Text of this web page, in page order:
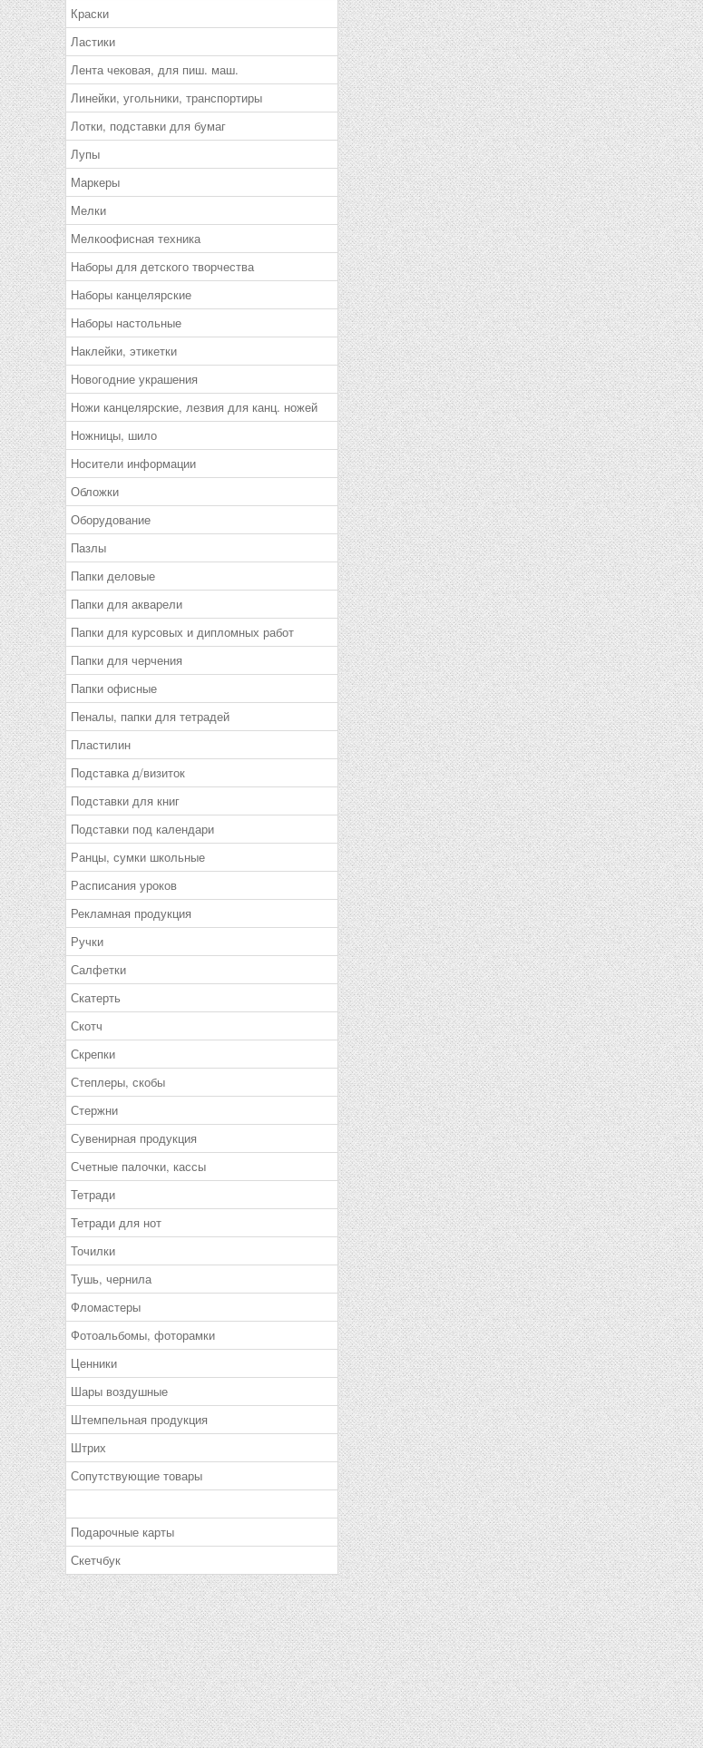
Краски
Ластики
Лента чековая, для пиш. маш.
Линейки, угольники, транспортиры
Лотки, подставки для бумаг
Лупы
Маркеры
Мелки
Мелкоофисная техника
Наборы для детского творчества
Наборы канцелярские
Наборы настольные
Наклейки, этикетки
Новогодние украшения
Ножи канцелярские, лезвия для канц. ножей
Ножницы, шило
Носители информации
Обложки
Оборудование
Пазлы
Папки деловые
Папки для акварели
Папки для курсовых и дипломных работ
Папки для черчения
Папки офисные
Пеналы, папки для тетрадей
Пластилин
Подставка д/визиток
Подставки для книг
Подставки под календари
Ранцы, сумки школьные
Расписания уроков
Рекламная продукция
Ручки
Салфетки
Скатерть
Скотч
Скрепки
Степлеры, скобы
Стержни
Сувенирная продукция
Счетные палочки, кассы
Тетради
Тетради для нот
Точилки
Тушь, чернила
Фломастеры
Фотоальбомы, фоторамки
Ценники
Шары воздушные
Штемпельная продукция
Штрих
Сопутствующие товары
Подарочные карты
Скетчбук